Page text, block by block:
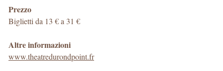
Prezzo
Biglietti da 13 € a 31 €
Altre informazioni
www.theatredurondpoint.fr